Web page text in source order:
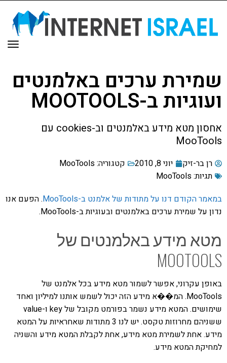
שמירת ערכים באלמנטים
ועוגיות ב-MOOTOOLS
אחסון מטא מידע באלמנטים וב-cookies עם
MooTools
רן בר-זיק יוני 8, 2010 קטגוריה:MooTools
תגיות:MooTools
במאמר הקודם דנו על מתודות של אלמנט ב-MooTools
. הפעם אנו
נדון על שמירת ערכים באלמנטים ובעוגיות ב-MooTools.
מטא מידע באלמנטים של
MOOTOOLS
באופן עקרוני, אפשר לשמור מטא מידע בכל אלמנט של
MooTools. המ��א מידע הזה יכול לשמש אותנו למיליון ואחד
שימושים. המטא מידע נשמר בפורמט מקובל של key ו-value
ששניהם מחרוזות טקסט. יש לנו 3 מתודות שאחראיות על המטא
מידע. אחת לשמירת מטא מידע, אחת לקבלת המטא מידע והשניה
למחיקת המטא מידע.